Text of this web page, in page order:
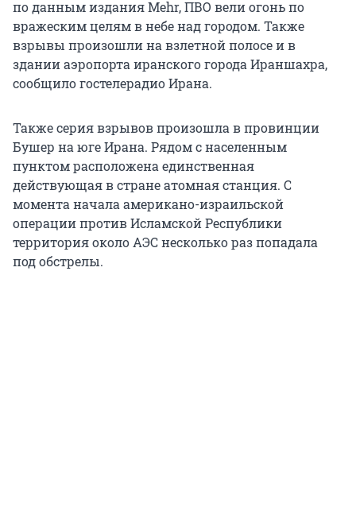
по данным издания Mehr, ПВО вели огонь по
вражеским целям в небе над городом. Также
взрывы произошли на взлетной полосе и в
здании аэропорта иранского города Ираншахра,
сообщило гостелерадио Ирана.
Также серия взрывов произошла в провинции
Бушер на юге Ирана. Рядом с населенным
пунктом расположена единственная
действующая в стране атомная станция. С
момента начала американо-израильской
операции против Исламской Республики
территория около АЭС несколько раз попадала
под обстрелы.